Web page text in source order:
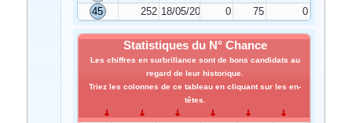
45
252 18/05/2024 0 75 0
Statistiques du N° Chance
Les chiffres en surbrillance sont de bons candidats au
regard de leur historique.
Triez les colonnes de ce tableau en cliquant sur les en-
têtes.